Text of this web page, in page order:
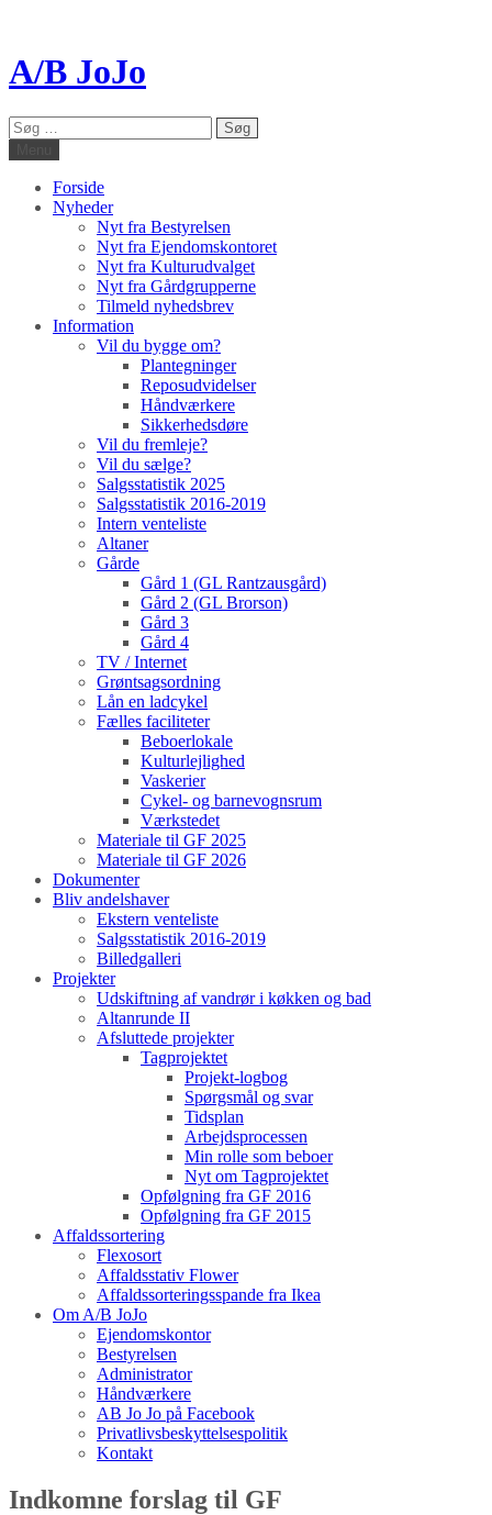
A/B JoJo
Søg
efter:
Forside
Nyheder
Nyt fra Bestyrelsen
Nyt fra Ejendomskontoret
Nyt fra Kulturudvalget
Nyt fra Gårdgrupperne
Tilmeld nyhedsbrev
Information
Vil du bygge om?
Plantegninger
Reposudvidelser
Håndværkere
Sikkerhedsdøre
Vil du fremleje?
Vil du sælge?
Salgsstatistik 2025
Salgsstatistik 2016-2019
Intern venteliste
Altaner
Gårde
Gård 1 (GL Rantzausgård)
Gård 2 (GL Brorson)
Gård 3
Gård 4
TV / Internet
Grøntsagsordning
Lån en ladcykel
Fælles faciliteter
Beboerlokale
Kulturlejlighed
Vaskerier
Cykel- og barnevognsrum
Værkstedet
Materiale til GF 2025
Materiale til GF 2026
Dokumenter
Bliv andelshaver
Ekstern venteliste
Salgsstatistik 2016-2019
Billedgalleri
Projekter
Udskiftning af vandrør i køkken og bad
Altanrunde II
Afsluttede projekter
Tagprojektet
Projekt-logbog
Spørgsmål og svar
Tidsplan
Arbejdsprocessen
Min rolle som beboer
Nyt om Tagprojektet
Opfølgning fra GF 2016
Opfølgning fra GF 2015
Affaldssortering
Flexosort
Affaldsstativ Flower
Affaldssorteringsspande fra Ikea
Om A/B JoJo
Ejendomskontor
Bestyrelsen
Administrator
Håndværkere
AB Jo Jo på Facebook
Privatlivsbeskyttelsespolitik
Kontakt
Indkomne forslag til GF